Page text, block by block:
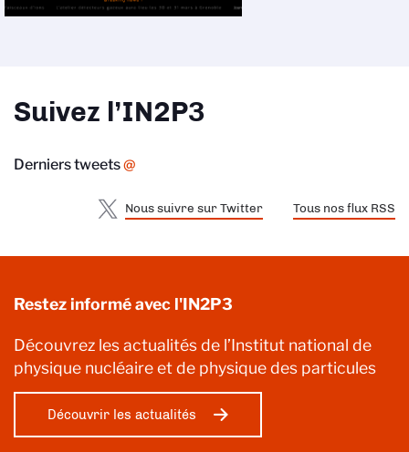
Suivez l’IN2P3
Derniers tweets@
Nous suivre sur Twitter Tous nos flux RSS
Restez informé avec l'IN2P3
Découvrez les actualités de l’Institut national de
physique nucléaire et de physique des particules
Découvrir les actualités